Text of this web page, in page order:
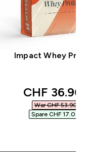
Impact Whey
discounted
CHF 36.90‎
War CHF 53.90‎
Spare CHF 17.00‎